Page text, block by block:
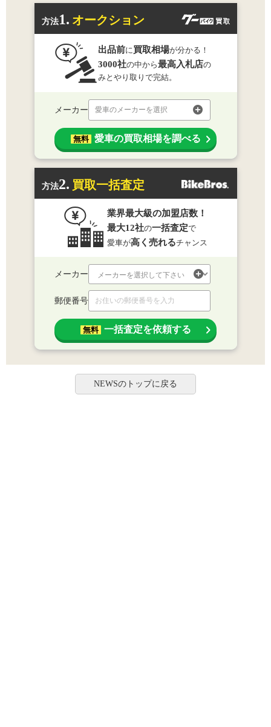
方法1. オークション
出品前に買取相場が分かる！
3000社の中から最高入札店の
みとやり取りで完結。
メーカー 愛車のメーカーを選択
無料 愛車の買取相場を調べる
方法2. 買取一括査定
業界最大級の加盟店数！
最大12社の一括査定で
愛車が高く売れるチャンス
メーカー
郵便番号
無料 一括査定を依頼する
NEWSのトップに戻る